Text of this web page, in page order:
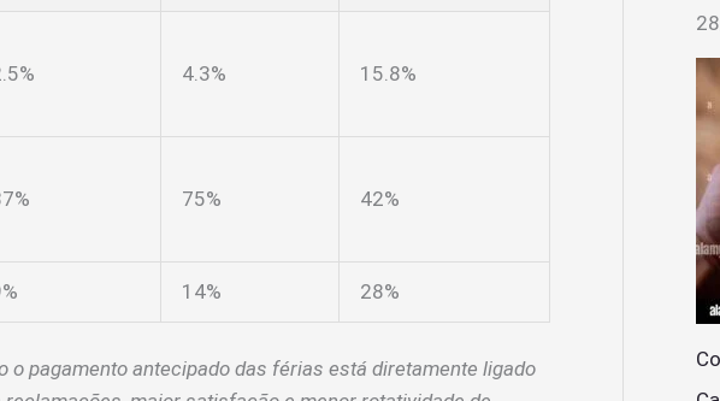
4.3% 15.8%
75% 42%
14% 28%
o pagamento antecipado das férias está diretamente ligado